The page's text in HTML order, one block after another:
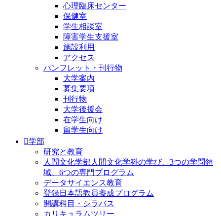
心理臨床センター
保健室
学生相談室
障害学生支援室
施設利用
アクセス
パンフレット・刊行物
大学案内
募集要項
刊行物
大学後援会
在学生向け
留学生向け
学部
研究と教育
人間文化学部人間文化学科の学び、3つの学問領
域、6つの専門プログラム
データサイエンス教育
登録日本語教員養成プログラム
開講科目・シラバス
カリキュラムツリー